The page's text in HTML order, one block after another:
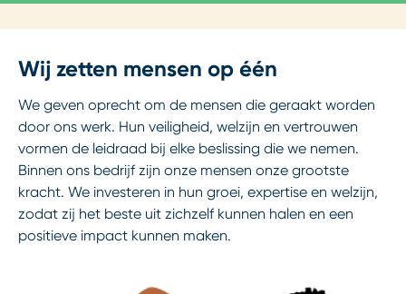
Wij zetten mensen op één
We geven oprecht om de mensen die geraakt worden
door ons werk. Hun veiligheid, welzijn en vertrouwen
vormen de leidraad bij elke beslissing die we nemen.
Binnen ons bedrijf zijn onze mensen onze grootste
kracht. We investeren in hun groei, expertise en welzijn,
zodat zij het beste uit zichzelf kunnen halen en een
positieve impact kunnen maken.